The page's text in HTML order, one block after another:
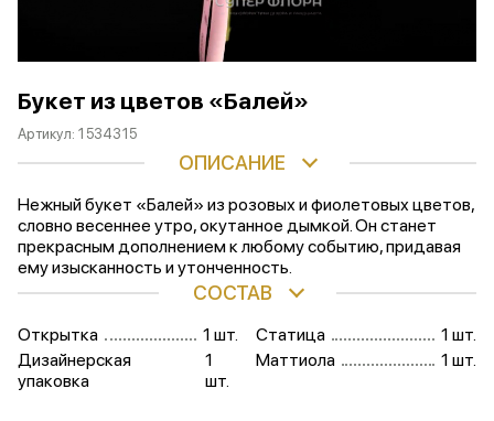
Букет из цветов «Балей»
Артикул:1534315
ОПИСАНИЕ
Нежный букет «Балей» из розовых и фиолетовых цветов,
словно весеннее утро, окутанное дымкой. Он станет
прекрасным дополнением к любому событию, придавая
ему изысканность и утонченность.
СОСТАВ
Открытка
1 шт.
Дизайнерская
упаковка
1
шт.
Статица
1 шт.
Маттиола
1 шт.